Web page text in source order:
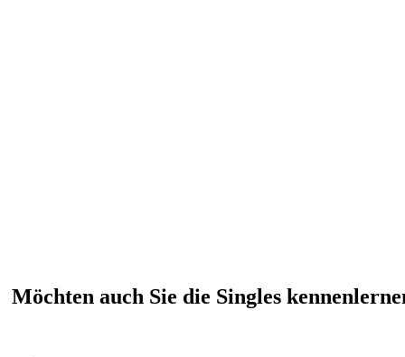
Möchten auch Sie die Singles